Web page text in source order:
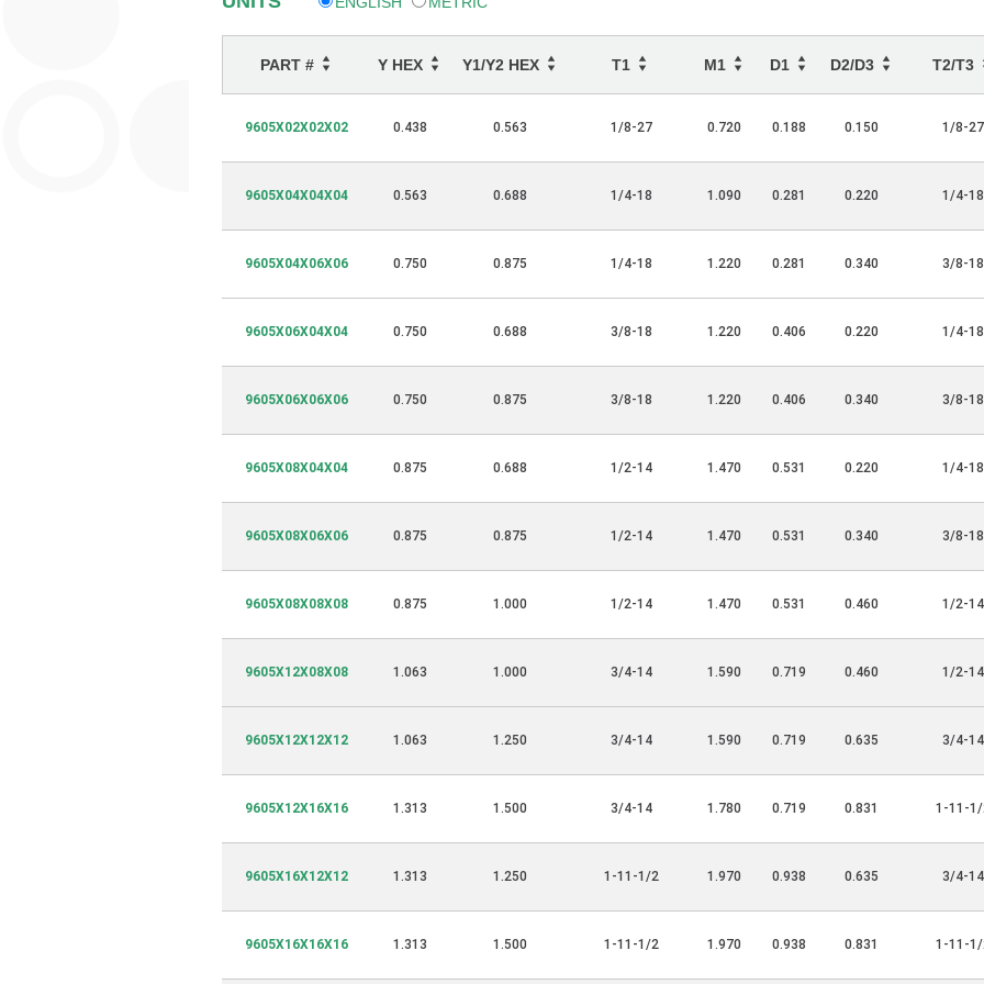
PART # Y HEX Y1/Y2 HEX T1 M1 D1 D2/D3 T2/T3
9605X02X02X02 0.438 0.563 1/8-27 0.720 0.188 0.150 1/8-27
9605X04X04X04 0.563 0.688 1/4-18 1.090 0.281 0.220 1/4-18
9605X04X06X06 0.750 0.875 1/4-18 1.220 0.281 0.340 3/8-18
9605X06X04X04 0.750 0.688 3/8-18 1.220 0.406 0.220 1/4-18
9605X06X06X06 0.750 0.875 3/8-18 1.220 0.406 0.340 3/8-18
9605X08X04X04 0.875 0.688 1/2-14 1.470 0.531 0.220 1/4-18
9605X08X06X06 0.875 0.875 1/2-14 1.470 0.531 0.340 3/8-18
9605X08X08X08 0.875 1.000 1/2-14 1.470 0.531 0.460 1/2-14
9605X12X08X08 1.063 1.000 3/4-14 1.590 0.719 0.460 1/2-14
9605X12X12X12 1.063 1.250 3/4-14 1.590 0.719 0.635 3/4-14
9605X12X16X16 1.313 1.500 3/4-14 1.780 0.719 0.831 1-11-
9605X16X12X12 1.313 1.250 1-11-1/2 1.970 0.938 0.635 3/4-14
9605X16X16X16 1.313 1.500 1-11-1/2 1.970 0.938 0.831 1-11-